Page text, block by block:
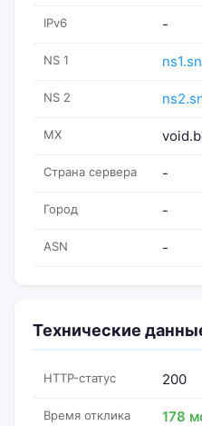
IPv6 -
NS 1
NS 2
MX
Страна сервера -
Город -
ASN -
Технические
HTTP-статус 200
Время отклика 178